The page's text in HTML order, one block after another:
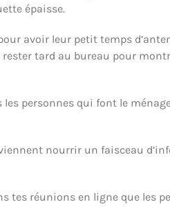
épaisse.
avoir leur petit temps
tard au bureau pour
personnes qui font le
nourrir un faisceau
tes réunions en ligne que les